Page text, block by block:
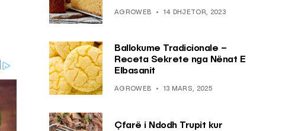
AGROWEB 14 DHJETOR, 2023
Ballokume Tradicionale –
Receta Sekrete nga Nënat E
Elbasanit
AGROWEB 13 MARS, 2025
Çfarë i Ndodh Trupit kur